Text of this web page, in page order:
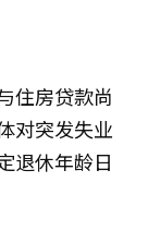
住房贷款尚
对突发失业
退休年龄日